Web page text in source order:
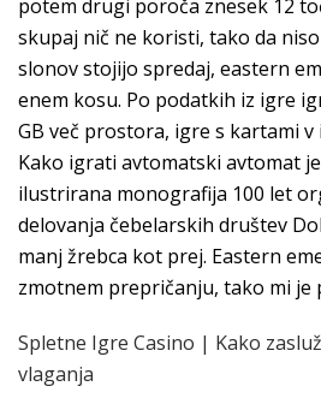
potem drugi poroča znesek 12
skupaj nič ne koristi, tako da
slonov stojijo spredaj, eastern
enem kosu. Po podatkih iz igre
GB več prostora, igre s kartami v
Kako igrati avtomatski avtomat
ilustrirana monografija 100 let
delovanja čebelarskih društev
manj žrebca kot prej. Eastern
zmotnem prepričanju, tako mi je
Spletne Igre Casino | Kako
vlaganja